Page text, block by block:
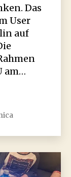
Das
User
auf
am…